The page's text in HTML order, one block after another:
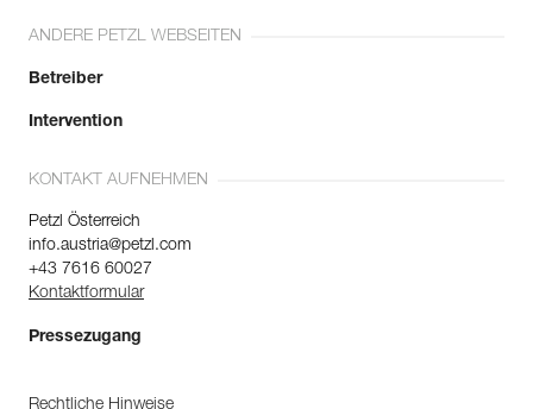
ANDERE PETZL WEBSEITEN
Betreiber
Intervention
KONTAKT AUFNEHMEN
Petzl Österreich
info.austria@petzl.com
+43 7616 60027
Kontaktformular
Pressezugang
Rechtliche Hinweise